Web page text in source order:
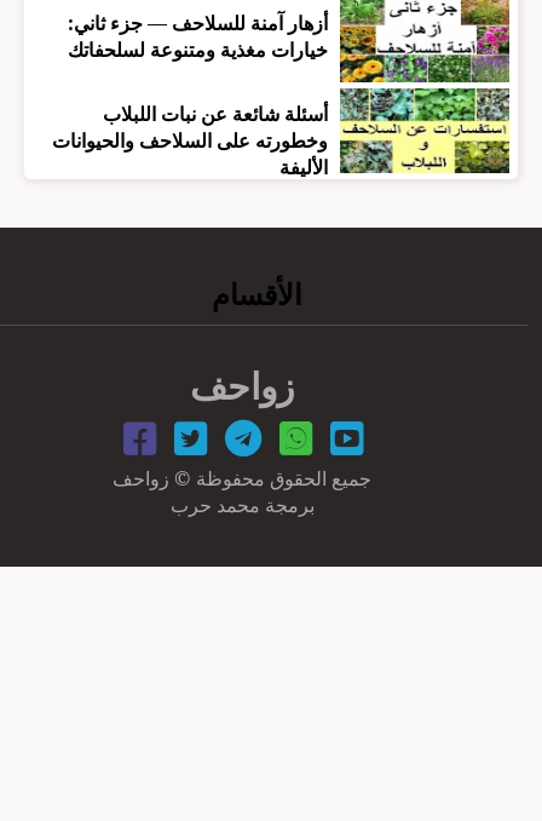
أزهار آمنة للسلاحف — جزء ثاني:
خيارات مغذية ومتنوعة لسلحفاتك
أسئلة شائعة عن نبات اللبلاب
وخطورته على السلاحف والحيوانات
الأليفة
الأقسام
زواحف
جميع الحقوق محفوظة © زواحف
برمجة محمد حرب